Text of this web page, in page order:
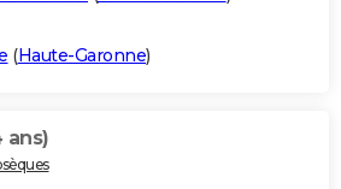
(Haute-Garonne)
ans)